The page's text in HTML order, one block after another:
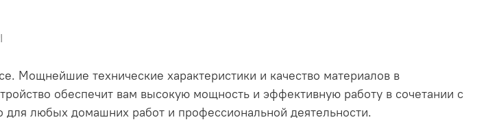
Мощнейшие технические характеристики и качество материалов в
обеспечит вам высокую мощность и эффективную работу в сочетании с
любых домашних работ и профессиональной деятельности.